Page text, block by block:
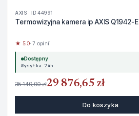
AXIS · ID 44991
Termowizyjna kamera ip AXIS Q1942-E
★ 5.0· 7 opinii
Dostępny
Wysyłka 24h
35 149,00 zł29 876,65 zł
Do koszyka